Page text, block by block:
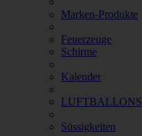
Marken-Produkte
Feuerzeuge
Schirme
Kalender
LUFTBALLONS
Süssigkeiten